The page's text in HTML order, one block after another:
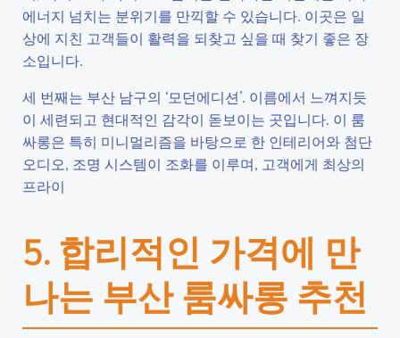
에너지 넘치는 분위기를 만끽할 수 있습니다. 이곳은 일
상에 지친 고객들이 활력을 되찾고 싶을 때 찾기 좋은 장
소입니다.
세 번째는 부산 남구의 ‘모던에디션’. 이름에서 느껴지듯
이 세련되고 현대적인 감각이 돋보이는 곳입니다. 이 룸
싸롱은 특히 미니멀리즘을 바탕으로 한 인테리어와 첨단
오디오, 조명 시스템이 조화를 이루며, 고객에게 최상의
프라이
5. 합리적인 가격에 만
나는 부산 룸싸롱 추천